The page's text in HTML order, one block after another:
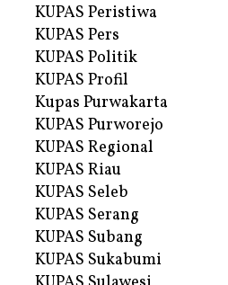
KUPAS Peristiwa
KUPAS Pers
KUPAS Politik
KUPAS Profil
Kupas Purwakarta
KUPAS Purworejo
KUPAS Regional
KUPAS Riau
KUPAS Seleb
KUPAS Serang
KUPAS Subang
KUPAS Sukabumi